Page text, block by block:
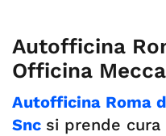
Autofficina
Officina
Autofficina Roma
Snc si prende